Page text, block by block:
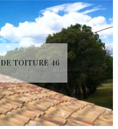
TOITURE 46